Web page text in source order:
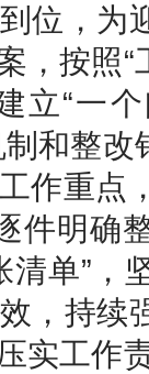
位，为
，按照
立“一
和整
作重点
件明确
清单”，
，持续
实工作